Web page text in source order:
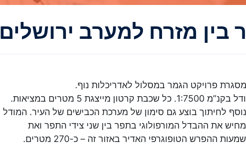
מזרח למערב ירושלים
פרויקט הגמר במסלול לאדריכלות נוף.
מודל בקנ”מ 1:7500. כל שכבת קרטון מייצגת 5 מטרים במציאות.
לחיתוך בוצע גם סימון של מערכת הכבישים של העיר. המודל
את ההבדל המורפולוגי בתפר בין שני צידי התפר ואת
ההפרש הטופוגרפי האדיר באזור זה – כ-270 מטרים.